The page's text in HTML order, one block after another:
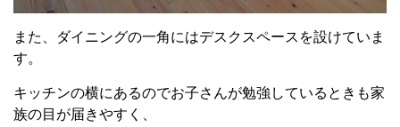
また、ダイニングの一角にはデスクスペースを設けていま
す。
キッチンの横にあるのでお子さんが勉強しているときも家
族の目が届きやすく、